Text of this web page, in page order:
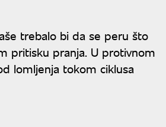
trebalo bi da se peru što
pritisku pranja. U protivnom
lomljenja tokom ciklusa